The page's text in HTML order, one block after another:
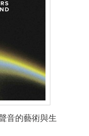
音的藝術與生